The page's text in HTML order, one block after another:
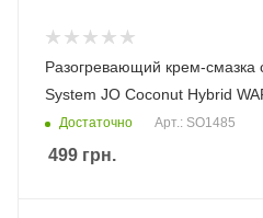
Разогревающий крем-смазка
System JO Coconut Hybrid
Достаточно Арт.: SO1485
499 грн.